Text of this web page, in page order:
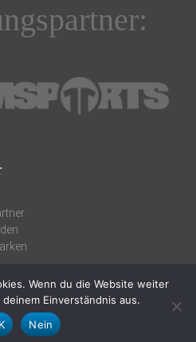
Wenn du die Website weiter
Einverständnis aus.
Nein